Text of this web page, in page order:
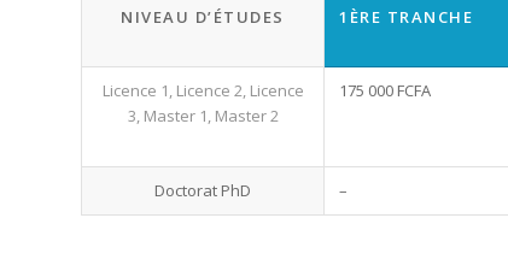
NIVEAU D’ÉTUDES 1ÈRE TRANCHE
Licence 1, Licence 2, Licence
3, Master 1, Master 2
175 000 FCFA
Doctorat PhD –